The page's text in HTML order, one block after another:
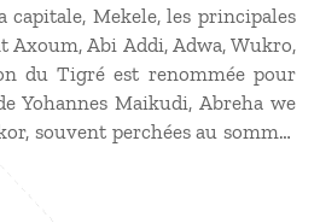
capitale, Mekele, les principales
Axoum, Abi Addi, Adwa, Wukro,
du Tigré est renommée pour
Yohannes Maikudi, Abreha we
souvent perchées au sommet
compte des sites majeurs